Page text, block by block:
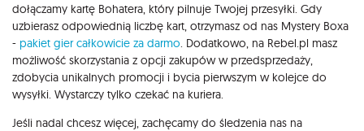
dołączamy kartę Bohatera, który pilnuje Twojej przesyłki. Gdy
uzbierasz odpowiednią liczbę kart, otrzymasz od nas Mystery Boxa
- pakiet gier całkowicie za darmo. Dodatkowo, na Rebel.pl masz
możliwość skorzystania z opcji zakupów w przedsprzedaży,
zdobycia unikalnych promocji i bycia pierwszym w kolejce do
wysyłki. Wystarczy tylko czekać na kuriera.
Jeśli nadal chcesz więcej, zachęcamy do śledzenia nas na